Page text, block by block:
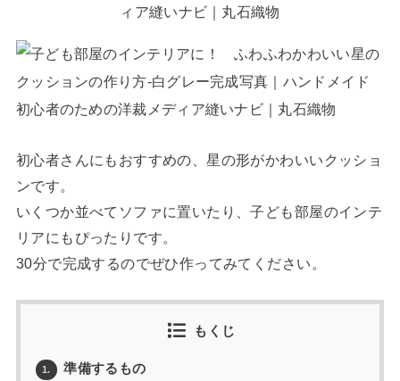
初心者さんにもおすすめの、星の形がかわいいクッショ
ンです。
いくつか並べてソファに置いたり、子ども部屋のインテ
リアにもぴったりです。
30分で完成するのでぜひ作ってみてください。
もくじ
1. 準備するもの